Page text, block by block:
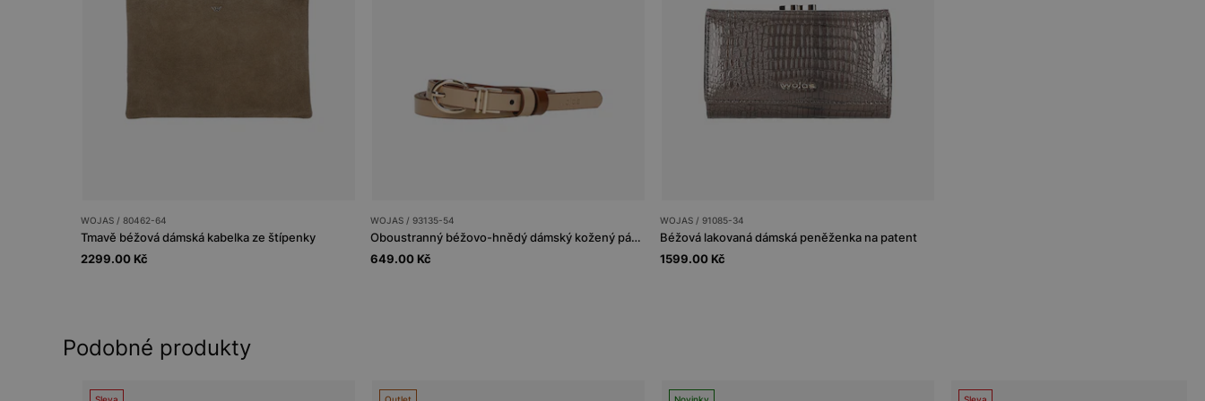
WOJAS / 80462-64
Tmavě béžová dámská kabelka ze štípenky
2299.00 Kč
WOJAS / 93135-54
Oboustranný béžovo-hnědý dámský kožený pásek
649.00 Kč
WOJAS / 91085-34
Béžová lakovaná dámská peněženka na patent
1599.00 Kč
Podobné produkty